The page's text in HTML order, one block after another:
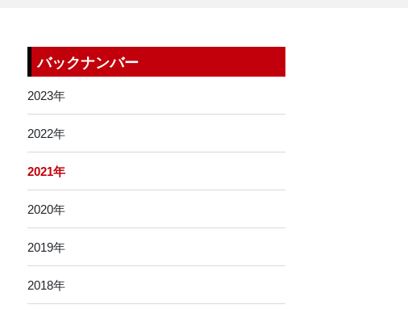
バックナンバー
2023年
2022年
2021年
2020年
2019年
2018年